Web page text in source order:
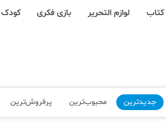
کتاب لوازم التحریر بازی فکری کودک
جدیدترین محبوب‌ترین پرفروش‌ترین